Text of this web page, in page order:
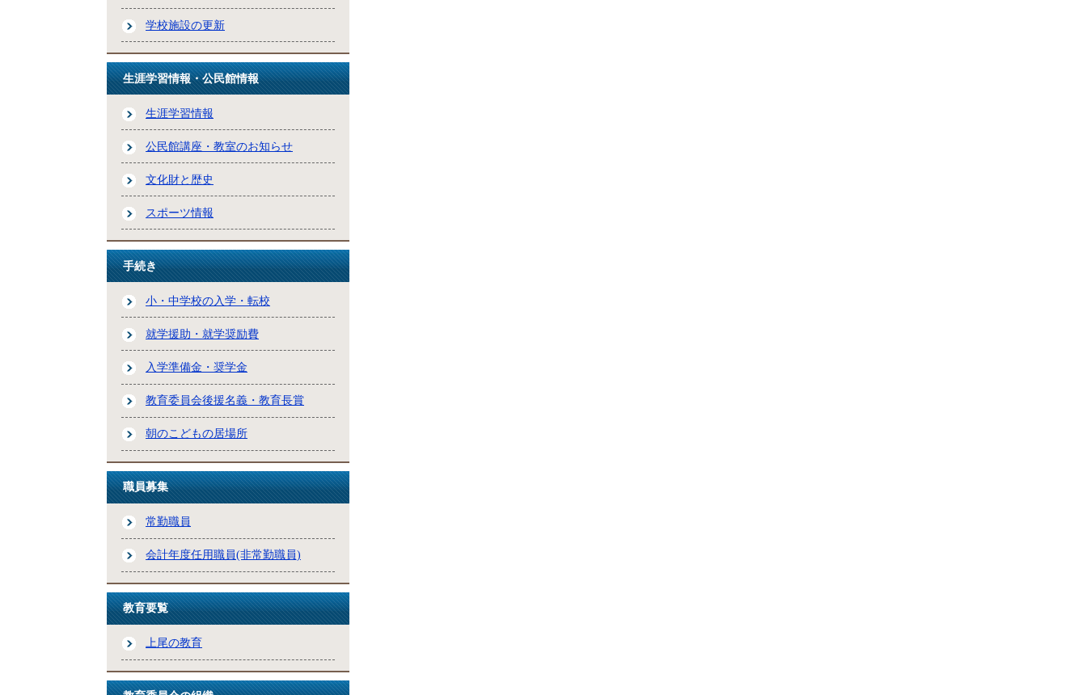
学校施設の更新
生涯学習情報・公民館情報
生涯学習情報
公民館講座・教室のお知らせ
文化財と歴史
スポーツ情報
手続き
小・中学校の入学・転校
就学援助・就学奨励費
入学準備金・奨学金
教育委員会後援名義・教育長賞
朝のこどもの居場所
職員募集
常勤職員
会計年度任用職員(非常勤職員)
教育要覧
上尾の教育